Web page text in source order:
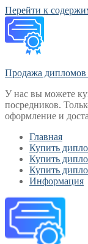
Перейти к
Продажа дипломов
У нас вы можете
посредников.
оформление и
Главная
Купить
Купить
Купить
Информация